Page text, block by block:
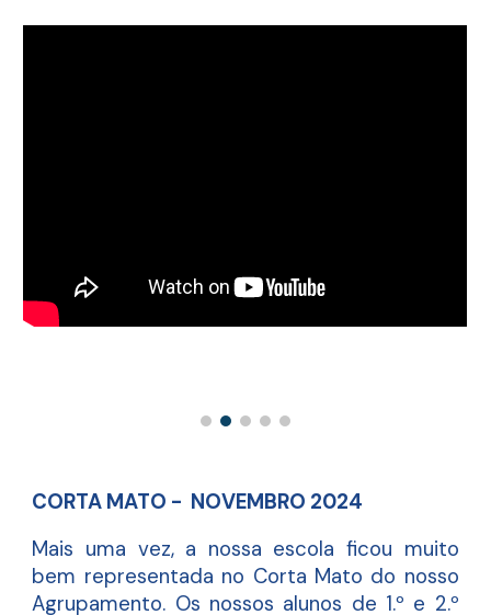
CORTA MATO - NOVEMBRO 2024
Mais uma vez, a nossa escola ficou muito
bem representada no Corta Mato do nosso
Agrupamento. Os nossos alunos de 1.º e 2.º